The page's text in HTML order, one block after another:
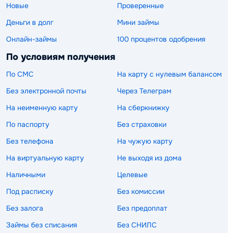
Новые
Проверенные
Деньги в долг
Мини займы
Онлайн-займы
100 процентов одобрения
По условиям получения
По СМС
На карту с нулевым балансом
Без электронной почты
Через Телеграм
На неименную карту
На сберкнижку
По паспорту
Без страховки
Без телефона
На чужую карту
На виртуальную карту
Не выходя из дома
Наличными
Целевые
Под расписку
Без комиссии
Без залога
Без предоплат
Займы без списания
Без СНИЛС